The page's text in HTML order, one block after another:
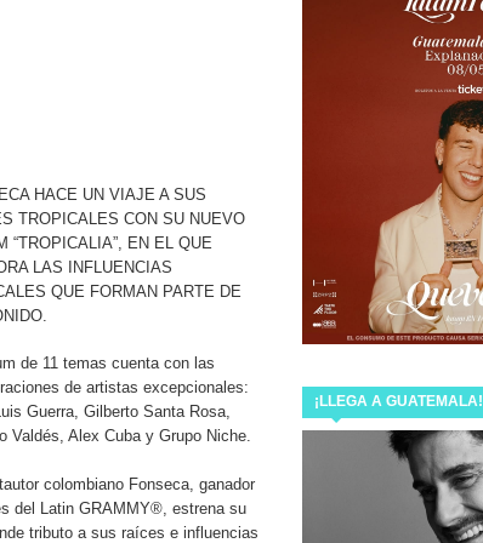
DEL AÑO LANZANDO AMOR PROHIBIDO
“Ya Llegó Navidad”.
Y ESTRENA EN CINES DE MÉXICO LA ALBERCA DE
PRESENTARÁN EN GUATEMALA THE
a @miamcewenmusic con su disco “Mia’s
LOS PRIMEROS TRES SENCILLOS DE SU
¡LLEGA A GUATEMALA!
HACE UN VIAJE A SUS
TROPICALES CON SU NUEVO
“TROPICALIA”, EN EL QUE
LAS INFLUENCIAS
QUE FORMAN PARTE DE
de 11 temas cuenta con las
de artistas excepcionales:
Guerra, Gilberto Santa Rosa,
Valdés, Alex Cuba y Grupo Niche.
colombiano Fonseca, ganador
del Latin GRAMMY®, estrena su
tributo a sus raíces e influencias